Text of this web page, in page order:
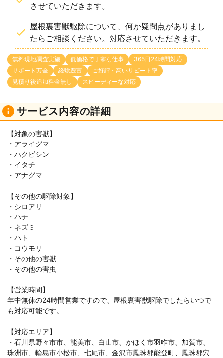
させていただきます。
屋根裏害獣駆除について、何か疑問点がありまし
たらご相談ください。対応させていただきます。
無料現地調査実施 低価格で丁寧な仕事
365日24時間対応
サポート万全
経験豊富
ご好評・高いリピート率
見積り後追加料金無し
スピーディーな対応
サービス内容の詳細
【対象の害獣】
・アライグマ
・ハクビシン
・イタチ
・アナグマ
【その他の駆除対象】
・シロアリ
・ハチ
・ネズミ
・ハト
・コウモリ
・その他の害獣
・その他の害虫
【営業時間】
年中無休の24時間営業ですので、屋根裏害獣駆除でしたらいつで
も対応可能です。
【対応エリア】
・石川県野々市市、能美市、白山市、かほく市羽咋市、加賀市、
珠洲市、輪島市小松市、七尾市、金沢市鳳珠郡能登町、鳳珠郡穴